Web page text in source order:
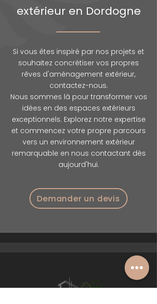
extérieur en Dordogne
Si vous êtes inspiré par nos projets et
souhaitez concrétiser vos propres
rêves d'aménagement extérieur,
contactez-nous.
Nous sommes là pour transformer vos
idées en des espaces extérieurs
exceptionnels. Explorez notre expertise
et commencez votre propre parcours
vers un environnement extérieur
remarquable en nous contactant dès
aujourd'hui.
Demander un devis